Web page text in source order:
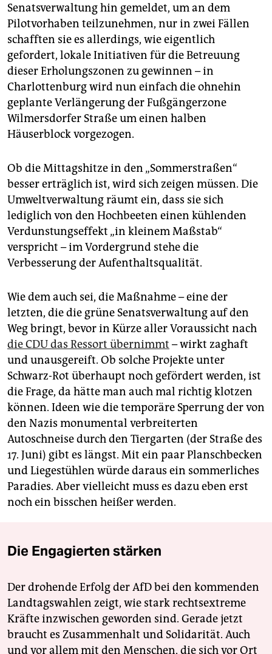
Senatsverwaltung hin gemeldet, um an dem
Pilotvorhaben teilzunehmen, nur in zwei Fällen
schafften sie es allerdings, wie eigentlich
gefordert, lokale Initiativen für die Betreuung
dieser Erholungszonen zu gewinnen – in
Charlottenburg wird nun einfach die ohnehin
geplante Verlängerung der Fußgängerzone
Wilmersdorfer Straße um einen halben
Häuserblock vorgezogen.
Ob die Mittagshitze in den „Sommerstraßen“
besser erträglich ist, wird sich zeigen müssen. Die
Umweltverwaltung räumt ein, dass sie sich
lediglich von den Hochbeeten einen kühlenden
Verdunstungseffekt „in kleinem Maßstab“
verspricht – im Vordergrund stehe die
Verbesserung der Aufenthaltsqualität.
Wie dem auch sei, die Maßnahme – eine der
letzten, die die grüne Senatsverwaltung auf den
Weg bringt, bevor in Kürze aller Voraussicht nach
die CDU das Ressort übernimmt – wirkt zaghaft
und unausgereift. Ob solche Projekte unter
Schwarz-Rot überhaupt noch gefördert werden, ist
die Frage, da hätte man auch mal richtig klotzen
können. Ideen wie die temporäre Sperrung der von
den Nazis monumental verbreiterten
Autoschneise durch den Tiergarten (der Straße des
17. Juni) gibt es längst. Mit ein paar Planschbecken
und Liegestühlen würde daraus ein sommerliches
Paradies. Aber vielleicht muss es dazu eben erst
noch ein bisschen ­heißer werden.
Die Engagierten stärken
Der drohende Erfolg der AfD bei den kommenden
Landtagswahlen zeigt, wie stark rechtsextreme
Kräfte inzwischen geworden sind. Gerade jetzt
braucht es Zusammenhalt und Solidarität. Auch
und vor allem mit den Menschen, die sich vor Ort